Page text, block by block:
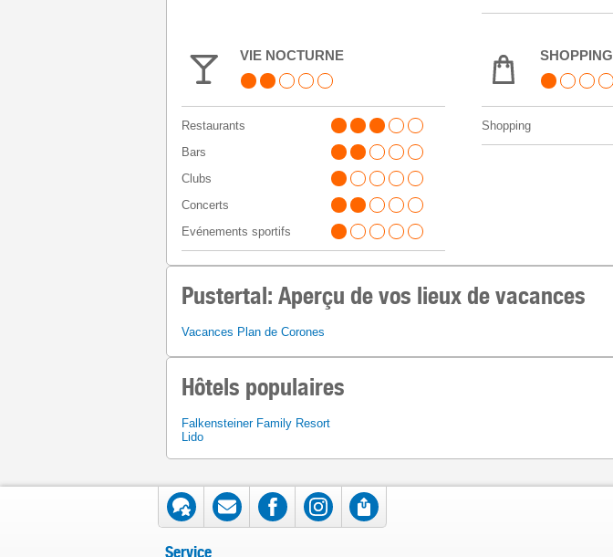
VIE NOCTURNE
Restaurants
Bars
Clubs
Concerts
Evénements sportifs
SHOPPING
Shopping
Pustertal: Aperçu de vos lieux de vacances
Vacances Plan de Corones
Hôtels populaires
Falkensteiner Family Resort
Lido
Service